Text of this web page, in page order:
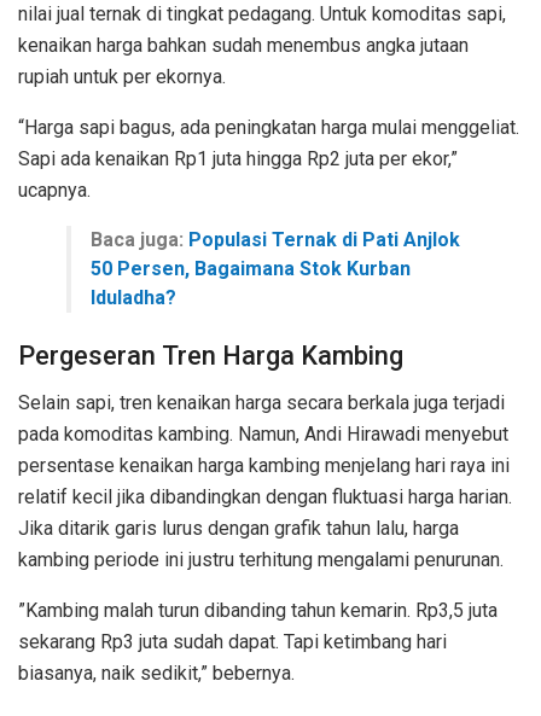
nilai jual ternak di tingkat pedagang. Untuk komoditas sapi,
kenaikan harga bahkan sudah menembus angka jutaan
rupiah untuk per ekornya.
​“Harga sapi bagus, ada peningkatan harga mulai menggeliat.
Sapi ada kenaikan Rp1 juta hingga Rp2 juta per ekor,”
ucapnya.
Baca juga: Populasi Ternak di Pati Anjlok
50 Persen, Bagaimana Stok Kurban
Iduladha?
Pergeseran Tren Harga Kambing
​Selain sapi, tren kenaikan harga secara berkala juga terjadi
pada komoditas kambing. Namun, Andi Hirawadi menyebut
persentase kenaikan harga kambing menjelang hari raya ini
relatif kecil jika dibandingkan dengan fluktuasi harga harian.
Jika ditarik garis lurus dengan grafik tahun lalu, harga
kambing periode ini justru terhitung mengalami penurunan.
​”Kambing malah turun dibanding tahun kemarin. Rp3,5 juta
sekarang Rp3 juta sudah dapat. Tapi ketimbang hari
biasanya, naik sedikit,” bebernya.